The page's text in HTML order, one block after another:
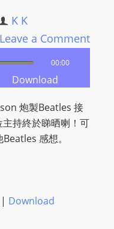
K K
Leave a Comment
00:00
Download
炮製Beatles 接
持終於睇晒喇！可
感想。
Download